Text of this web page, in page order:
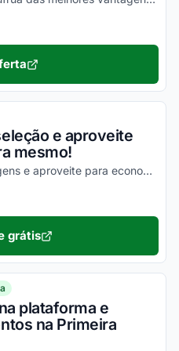
e aproveite
mesmo!
Desfrute das melhores vantagens e aproveite para economizar de uma forma simples!
grátis
plataforma e
na Primeira